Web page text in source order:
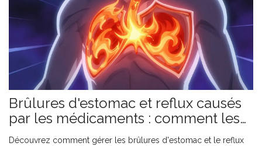
Brûlures d'estomac et reflux causés
par les médicaments : comment les
soulager efficacement
Découvrez comment gérer les brûlures d'estomac et le reflux